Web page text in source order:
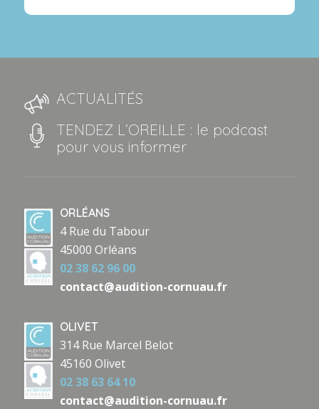
ACTUALITÉS
TENDEZ L’OREILLE : le podcast
pour vous informer
ORLÉANS
4 Rue du Tabour
45000 Orléans
02 38 62 96 00
contact@audition-cornuau.fr
OLIVET
314 Rue Marcel Belot
45160 Olivet
02 38 63 64 10
contact@audition-cornuau.fr